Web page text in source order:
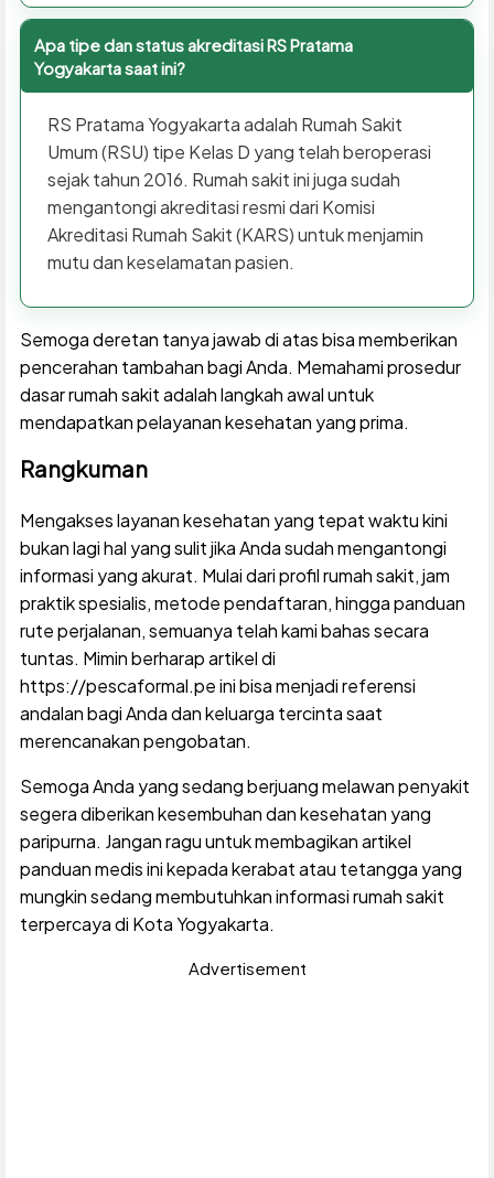
Apa tipe dan status akreditasi RS Pratama
Yogyakarta saat ini?
RS Pratama Yogyakarta adalah Rumah Sakit
Umum (RSU) tipe Kelas D yang telah beroperasi
sejak tahun 2016. Rumah sakit ini juga sudah
mengantongi akreditasi resmi dari Komisi
Akreditasi Rumah Sakit (KARS) untuk menjamin
mutu dan keselamatan pasien.
Semoga deretan tanya jawab di atas bisa memberikan
pencerahan tambahan bagi Anda. Memahami prosedur
dasar rumah sakit adalah langkah awal untuk
mendapatkan pelayanan kesehatan yang prima.
Rangkuman
Mengakses layanan kesehatan yang tepat waktu kini
bukan lagi hal yang sulit jika Anda sudah mengantongi
informasi yang akurat. Mulai dari profil rumah sakit, jam
praktik spesialis, metode pendaftaran, hingga panduan
rute perjalanan, semuanya telah kami bahas secara
tuntas. Mimin berharap artikel di
https://pescaformal.pe ini bisa menjadi referensi
andalan bagi Anda dan keluarga tercinta saat
merencanakan pengobatan.
Semoga Anda yang sedang berjuang melawan penyakit
segera diberikan kesembuhan dan kesehatan yang
paripurna. Jangan ragu untuk membagikan artikel
panduan medis ini kepada kerabat atau tetangga yang
mungkin sedang membutuhkan informasi rumah sakit
terpercaya di Kota Yogyakarta.
Advertisement